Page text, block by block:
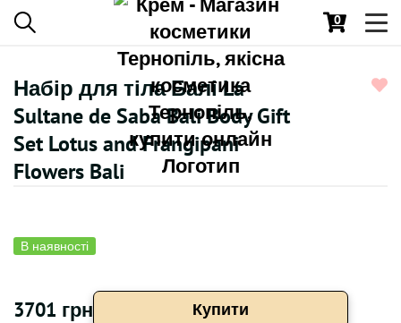
0
Набір для тіла Балі La
Sultane de Saba Bali Body Gift
Set Lotus and Frangipani
Flowers Bali
В наявності
3701 грн Купити